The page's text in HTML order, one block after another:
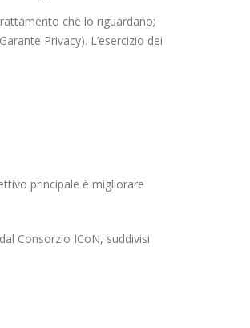
che lo riguardano;
Privacy). L’esercizio dei
principale è migliorare
Consorzio ICoN, suddivisi